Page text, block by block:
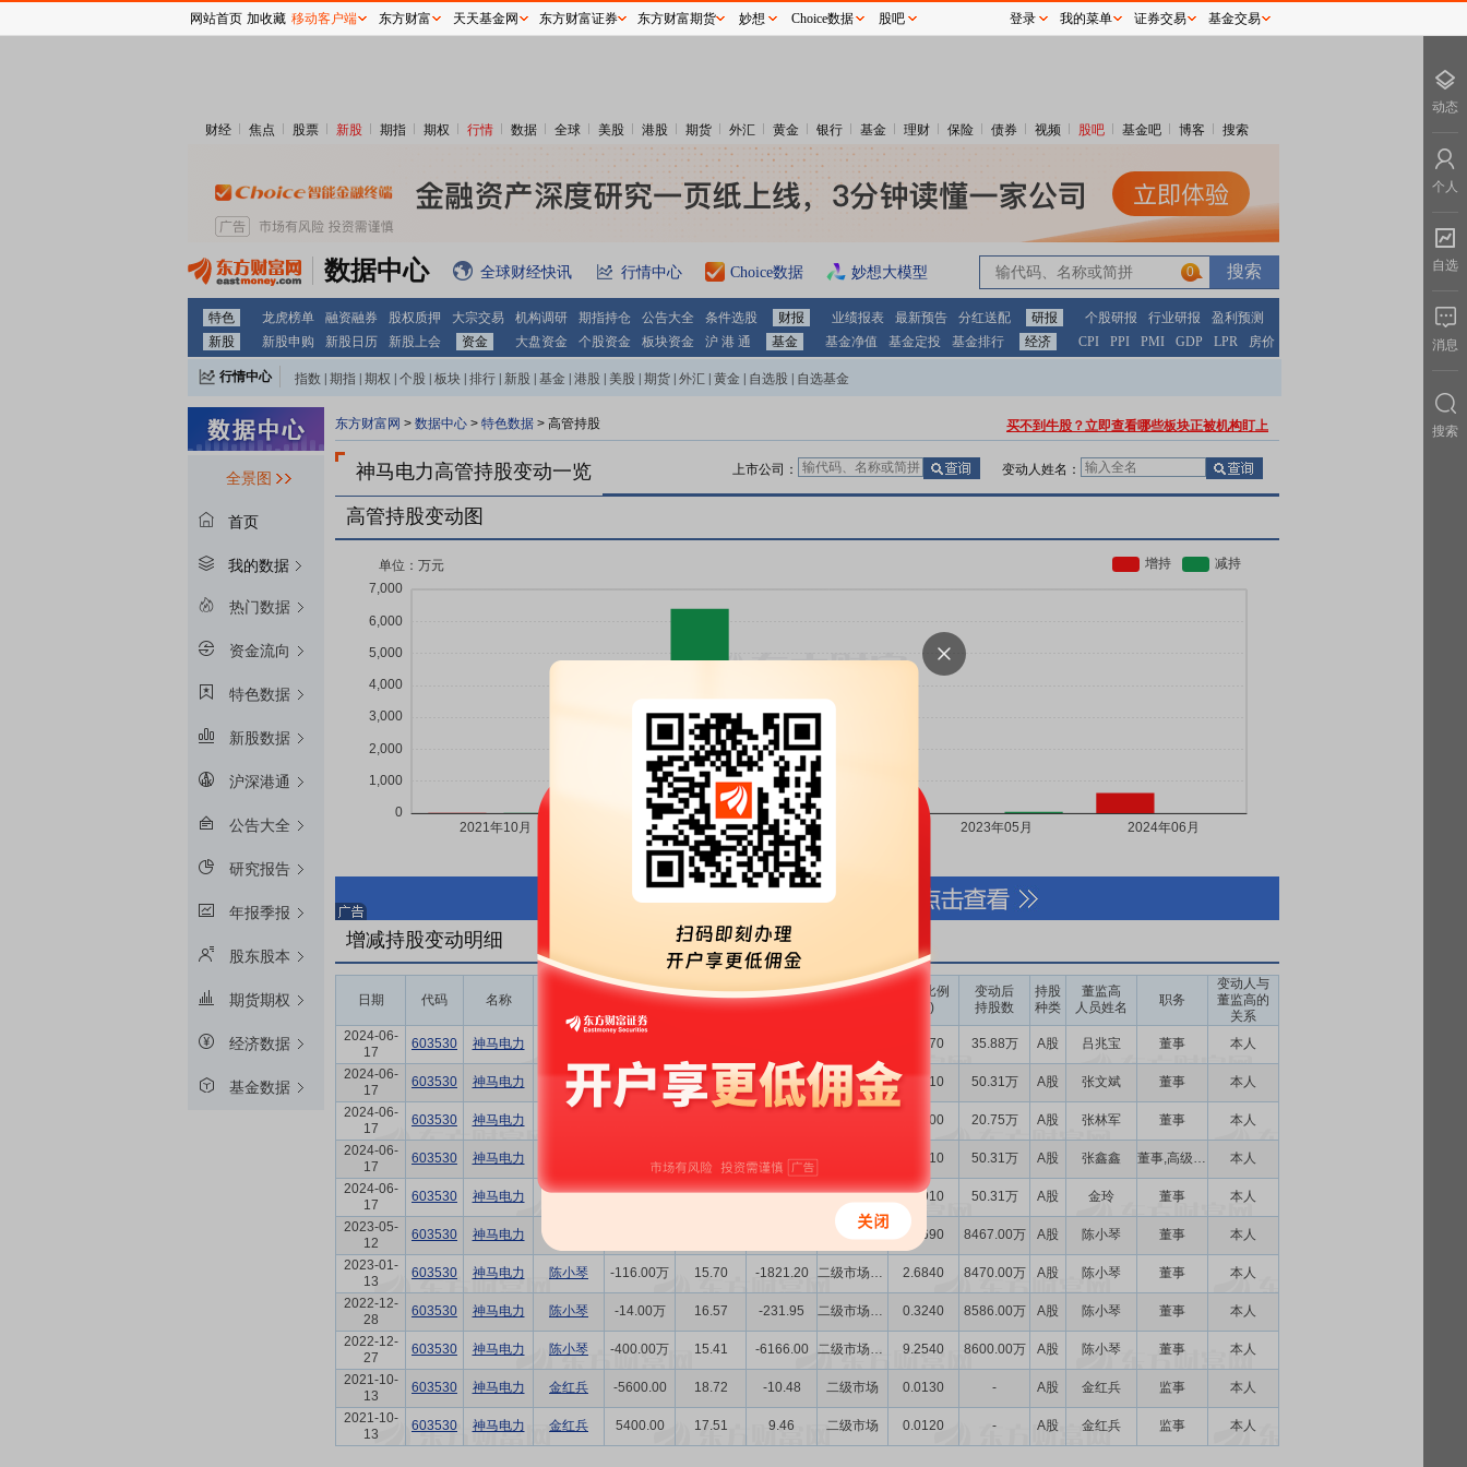
财经 焦点 股票 新股 期指 期权 行情 数据 全球 美股 港股 期货 外汇 黄金 银行 基金 理财 保险 债券 视频 股吧 基金吧 博客 搜索
数据中心 全球财经快讯 行情中心 Choice数据 妙想大模型 0
特色 龙虎榜单 融资融券 股权质押 大宗交易 机构调研 期指持仓 公告大全 条件选股 财报 业绩报表 最新预告 分红送配 研报 个股研报 行业研报
盈利预测
新股
新股申购 新股日历 新股上会 资金 大盘资金 个股资金 板块资金 沪 港 通 基金 基金净值 基金定投 基金排行 经济 CPI PPI PMI GDP LPR 房价
行情中心 指数 期指 期权 个股 板块 排行 新股 基金 港股 美股 期货 外汇 黄金 自选股 自选基金
全景图
首页
我的数据
热门数据
资金流向
特色数据
新股数据
沪深港通
公告大全
研究报告
年报季报
股东股本
期货期权
经济数据
基金数据
东方财富网 > 数据中心 > 特色数据 > 高管持股 买不到牛股？立即查看哪些板块正被机构盯上
神马电力高管持股变动一览 变动人姓名：
上市公司：
高管持股变动图
按股份金额(万元)
增减持股变动明细
日期 代码 名称 变动股数
成交
均价
变动金额
(万)
变动原因
变动比例
(‰)
变动后
持股数
持股
种类
董监高
人员姓名
职务
变动人与
董监高的
关系
2024-06-
17
603530 神马电力 0.3670 35.88万 A股 吕兆宝 董事
本人
2024-06-
17
603530 神马电力 张文斌 12.58万 8.72 109.69 二级市场买卖 0.2910 50.31万 A股 张文斌 董事
本人
2024-06-
17
603530 神马电力 0.4100 20.75万 A股 张林军 董事
本人
2024-06-
17
603530 神马电力 12.58万 8.72 109.69 0.2910 50.31万 A股 张鑫鑫 董事,高级管理人员
本人
2024-06-
17
603530 神马电力 金玲 12.58万 8.72 109.69 二级市场买卖 0.2910 50.31万 A股 金玲 董事
本人
2023-05-
12
603530 神马电力 0.0690 8467.00万 A股 陈小琴 董事
本人
2023-01-
13
603530 神马电力 陈小琴 -116.00万 15.70 -1821.20 二级市场买卖 2.6840 8470.00万 A股 陈小琴 董事
本人
2022-12-
28
603530 神马电力 陈小琴 -14.00万 16.57 -231.95 二级市场买卖 0.3240 8586.00万 A股 陈小琴 董事
本人
2022-12-
27
603530 神马电力 陈小琴 -400.00万 15.41 -6166.00 二级市场买卖 9.2540 8600.00万 A股 陈小琴 董事
本人
2021-10-
13
603530 神马电力 金红兵 -5600.00 18.72 -10.48 二级市场 0.0130 - A股 金红兵 监事
本人
2021-10-
13
603530 神马电力 金红兵 5400.00 17.51 9.46 二级市场 0.0120 - A股 金红兵 监事 本人
网站首页 加收藏 移动客户端 东方财富 天天基金网 东方财富证券 东方财富期货 妙想 Choice数据 股吧 登录 我的菜单 证券交易 基金交易
动态
个人
自选
消息
搜索